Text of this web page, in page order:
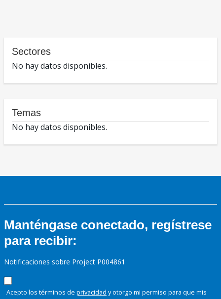
Sectores
No hay datos disponibles.
Temas
No hay datos disponibles.
Manténgase conectado, regístrese
para recibir:
Notificaciones sobre Project P004861
Acepto los términos de privacidad y otorgo mi permiso para que mis